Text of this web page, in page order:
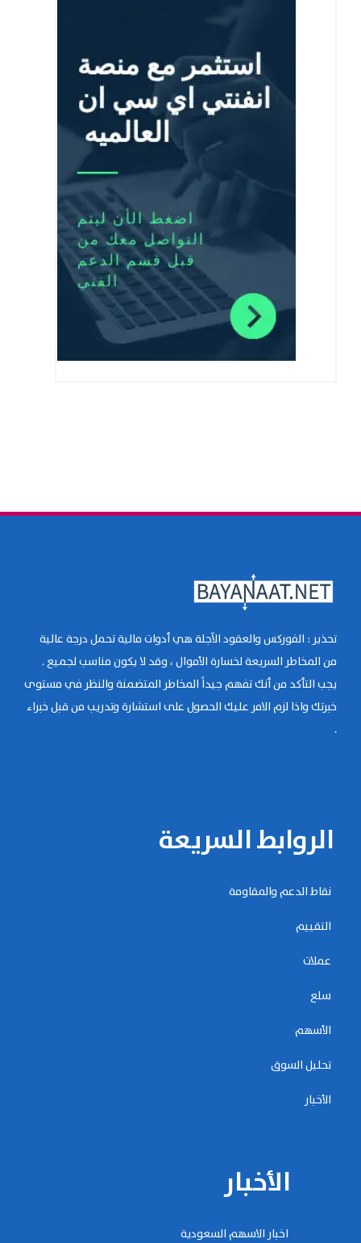
تحذير : الفوركس والعقود الآجلة هي أدوات مالية تحمل درجة عالية
من المخاطر السريعة لخسارة الأموال ، وقد لا يكون مناسب لجميع .
يجب التأكد من أنك تفهم جيداً المخاطر المتضمنة والنظر في مستوى
خبرتك واذا لزم الامر عليك الحصول على استشارة وتدريب من قبل خبراء
.
الروابط السريعة
نقاط الدعم والمقاومة
التقييم
عملات
سلع
الأسهم
تحليل السوق
الأخبار
الأخبار
اخبار الاسهم السعودية